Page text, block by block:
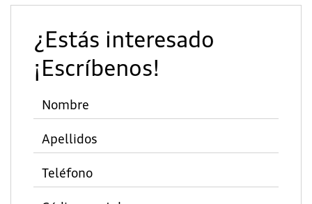
¿Estás interesado
¡Escríbenos!